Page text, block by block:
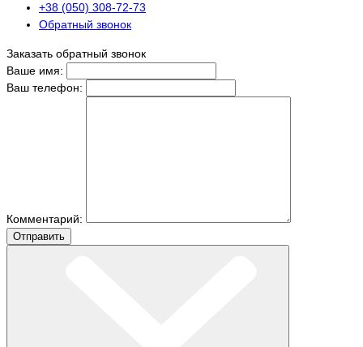
+38 (050) 308-72-73
Обратный звонок
Заказать обратный звонок
Ваше имя:
Ваш телефон:
Комментарий:
Отправить